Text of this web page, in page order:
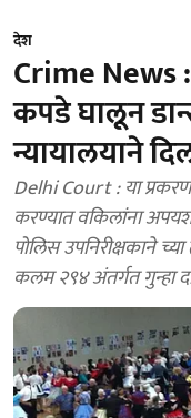
देश
Crime News
कपडे घालून
न्यायालयाने
Delhi Court : या
करण्यात वकिलांना
पोलिस उपनिरीक्षकाने
कलम २९४ अंतर्गत गुन्हा